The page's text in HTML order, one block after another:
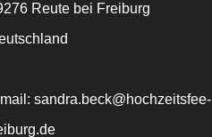
Reute bei Freiburg
sandra.beck@hochzeitsfee-